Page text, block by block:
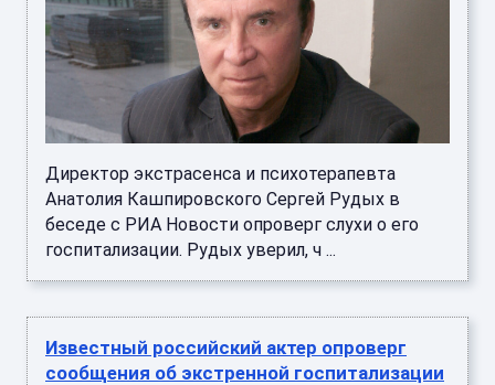
Директор экстрасенса и психотерапевта
Анатолия Кашпировского Сергей Рудых в
беседе с РИА Новости опроверг слухи о его
госпитализации. Рудых уверил, ч ...
Известный российский актер опроверг
сообщения об экстренной госпитализации